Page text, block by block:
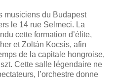
musiciens du Budapest
le 14 rue Selmeci. La
cette formation d’élite,
et Zoltán Kocsis, afin
de la capitale hongroise,
Cette salle légendaire ne
l’orchestre donne